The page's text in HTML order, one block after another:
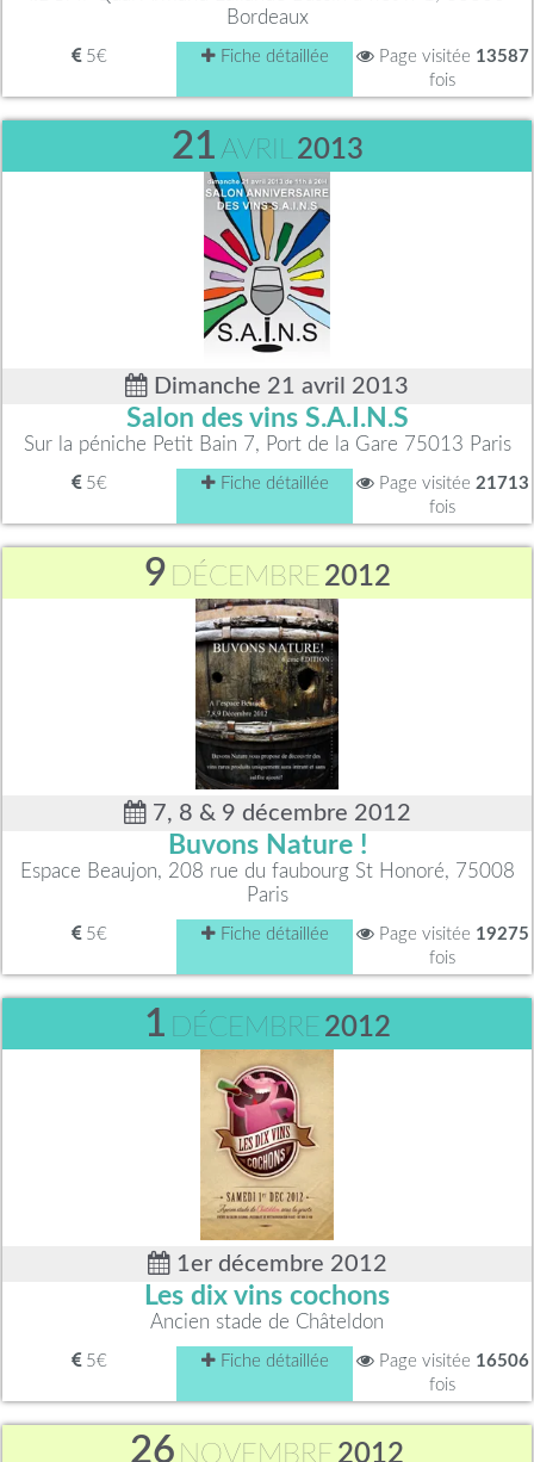
Bordeaux
5€ Fiche détaillée Page visitée 13587
fois
21 AVRIL 2013
Dimanche 21 avril 2013
Salon des vins S.A.I.N.S
Sur la péniche Petit Bain 7, Port de la Gare 75013 Paris
5€ Fiche détaillée Page visitée 21713
fois
9 DÉCEMBRE 2012
7, 8 & 9 décembre 2012
Buvons Nature !
Espace Beaujon, 208 rue du faubourg St Honoré, 75008
Paris
5€ Fiche détaillée Page visitée 19275
fois
1 DÉCEMBRE 2012
1er décembre 2012
Les dix vins cochons
Ancien stade de Châteldon
5€ Fiche détaillée Page visitée 16506
fois
26 NOVEMBRE 2012